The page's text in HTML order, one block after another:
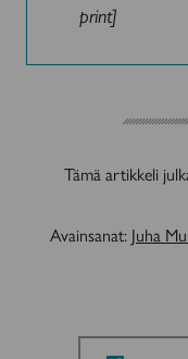
print]
Tämä artikkeli
Avainsanat: Juha